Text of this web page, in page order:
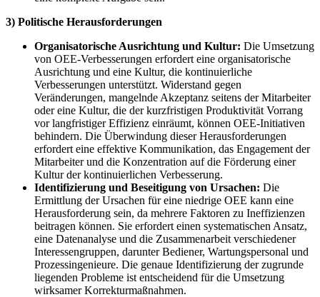
3) Politische Herausforderungen
Organisatorische Ausrichtung und Kultur: Die Umsetzung
von OEE-Verbesserungen erfordert eine organisatorische
Ausrichtung und eine Kultur, die kontinuierliche
Verbesserungen unterstützt. Widerstand gegen
Veränderungen, mangelnde Akzeptanz seitens der Mitarbeiter
oder eine Kultur, die der kurzfristigen Produktivität Vorrang
vor langfristiger Effizienz einräumt, können OEE-Initiativen
behindern. Die Überwindung dieser Herausforderungen
erfordert eine effektive Kommunikation, das Engagement der
Mitarbeiter und die Konzentration auf die Förderung einer
Kultur der kontinuierlichen Verbesserung.
Identifizierung und Beseitigung von Ursachen: Die
Ermittlung der Ursachen für eine niedrige OEE kann eine
Herausforderung sein, da mehrere Faktoren zu Ineffizienzen
beitragen können. Sie erfordert einen systematischen Ansatz,
eine Datenanalyse und die Zusammenarbeit verschiedener
Interessengruppen, darunter Bediener, Wartungspersonal und
Prozessingenieure. Die genaue Identifizierung der zugrunde
liegenden Probleme ist entscheidend für die Umsetzung
wirksamer Korrekturmaßnahmen.